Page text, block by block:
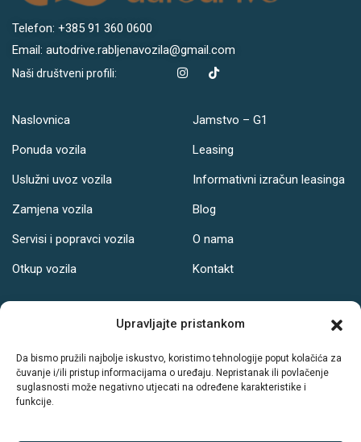
Upravljajte pristankom
Da bismo pružili najbolje iskustvo, koristimo tehnologije poput kolačića za
čuvanje i/ili pristup informacijama o uređaju. Nepristanak ili povlačenje
suglasnosti može negativno utjecati na određene karakteristike i
funkcije.
Telefon: +385 91 360 0600
Email: autodrive.rabljenavozila@gmail.com
Naši društveni profili:
Naslovnica
Ponuda vozila
Uslužni uvoz vozila
Zamjena vozila
Servisi i popravci vozila
Otkup vozila
Jamstvo – G1
Leasing
Informativni izračun leasinga
Blog
O nama
Kontakt
Radno vrijeme:
PON-PET: 08-19h